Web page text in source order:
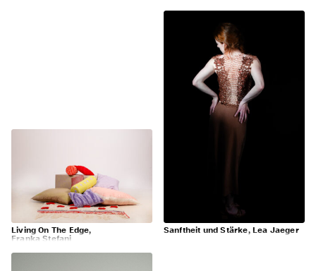
Living On The Edge,
Franka Stefani
Sanftheit und Stärke, Lea Jaeger